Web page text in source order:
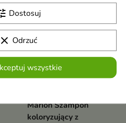

favorite_border
Marion Szampon
koloryzujący z
Dostosuj
clear Odrzuć
wszystkie